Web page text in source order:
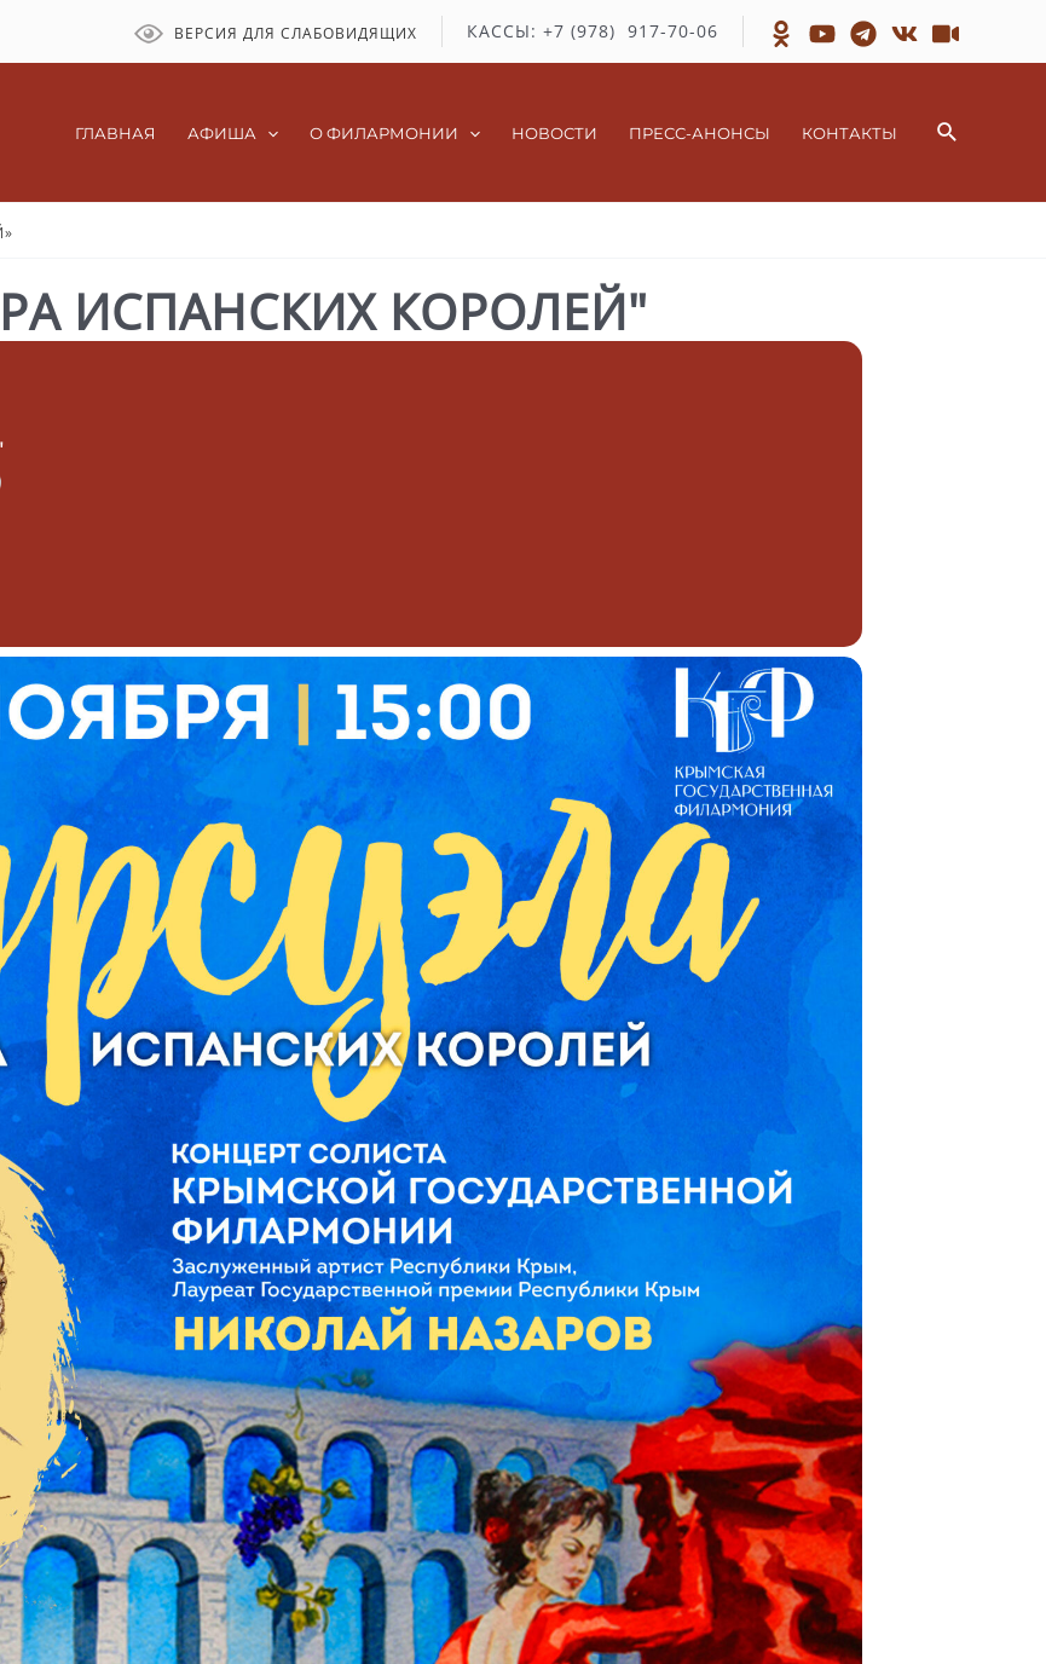
ВЕРСИЯ ДЛЯ СЛАБОВИДЯЩИХ КАССЫ: +7 (978) 917-70-06
ГЛАВНАЯ АФИША О ФИЛАРМОНИИ НОВОСТИ ПРЕСС-АНОНСЫ КОНТАКТЫ Поиск
ИСПАНСКИХ КОРОЛЕЙ"